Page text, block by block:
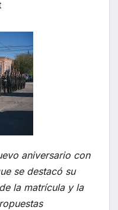
aniversario con
se destacó su
la matrícula y la